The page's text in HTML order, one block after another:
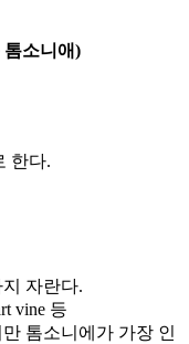
톰소니애)
한다.
자란다.
vine 등
톰소니에가 가장 인